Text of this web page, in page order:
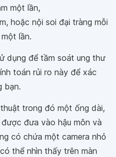
một lần,
hoặc nội soi đại tràng mỗi
lần.
dụng để tầm soát ung thư
toán rủi ro này để xác
bạn.
trong đó một ống dài,
đưa vào hậu môn và
có chứa một camera nhỏ
thể nhìn thấy trên màn